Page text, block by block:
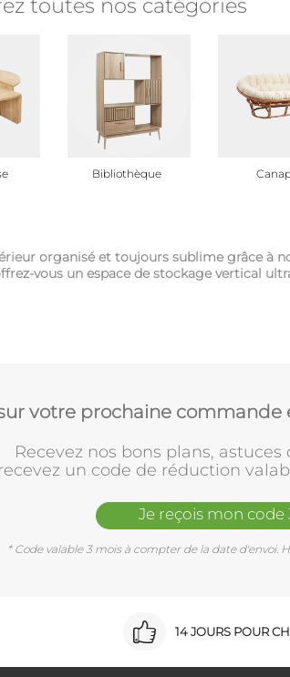
toutes nos catégories
Bibliothèque
organisé et toujours sublime grâce à
vous un espace de stockage vertical
votre prochaine
Recevez nos bons plans,
un code de réduction
Je reçois mon code
* Code valable 3 mois à compter de la date d'envoi.
14 JOURS POUR